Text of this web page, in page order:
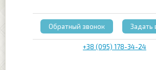
+38 (095) 178-34-24
Обратный звонок Задать